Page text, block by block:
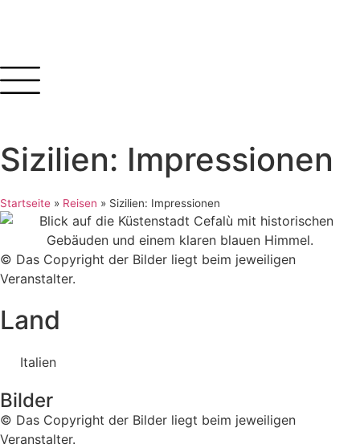
Sizilien: Impressionen
Startseite » Reisen » Sizilien: Impressionen
© Das Copyright der Bilder liegt beim jeweiligen
Veranstalter.
Land
Italien
Bilder
© Das Copyright der Bilder liegt beim jeweiligen
Veranstalter.